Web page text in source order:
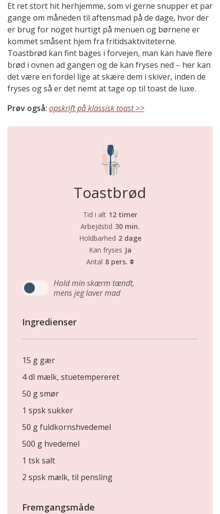
Et ret stort hit herhjemme, som vi gerne snupper et par
gange om måneden til aftensmad på de dage, hvor der
er brug for noget hurtigt på menuen og børnene er
kommet småsent hjem fra fritidsaktiviteterne.
Toastbrød kan fint bages i forvejen, man kan have flere
brød i ovnen ad gangen og de kan fryses ned – her kan
det være en fordel lige at skære dem i skiver, inden de
fryses og så er det nemt at tage op til toast de luxe.
Prøv også: opskrift på klassisk toast >>
Toastbrød
Tid i alt 12 timer
Arbejdstid 30 min.
Holdbarhed 2 dage
Kan fryses Ja
Antal 8 pers.
Hold min skærm tændt,
mens jeg laver mad
Ingredienser
15 g gær
4 dl mælk, stuetempereret
50 g smør
1 spsk sukker
50 g fuldkornshvedemel
500 g hvedemel
1 tsk salt
2 spsk mælk, til pensling
Fremgangsmåde